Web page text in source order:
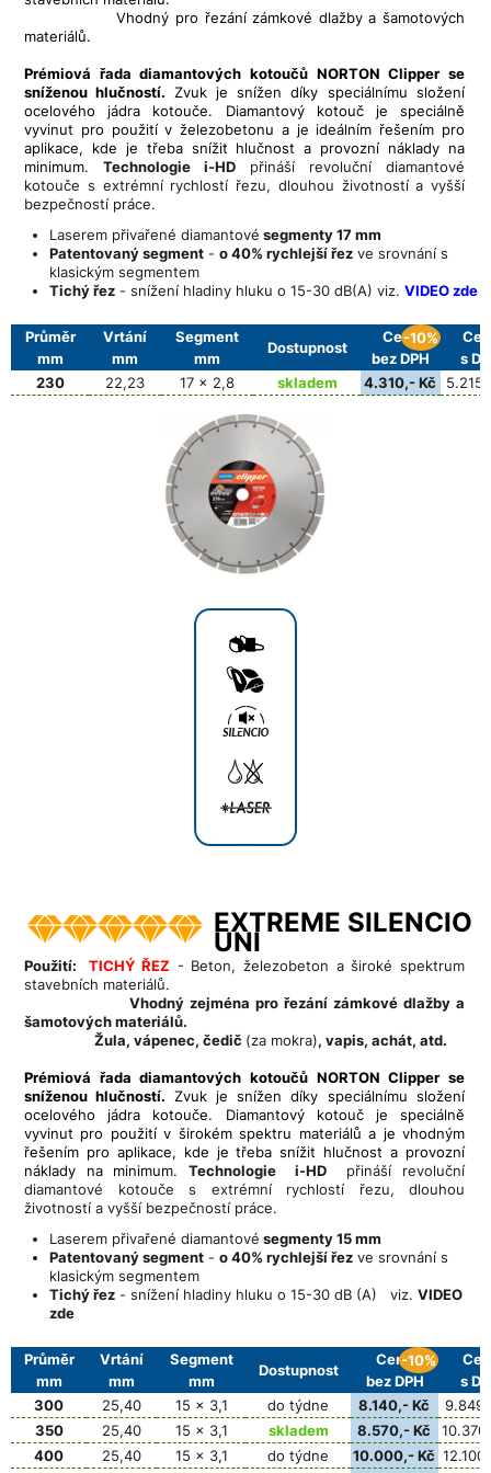
Vhodný pro řezání zámkové dlažby a šamotových
materiálů.
Prémiová řada diamantových kotoučů NORTON Clipper se
sníženou hlučností. Zvuk je snížen díky speciálnímu složení
ocelového jádra kotouče. Diamantový kotouč je speciálně
vyvinut pro použití v železobetonu a je ideálním řešením pro
aplikace, kde je třeba snížit hlučnost a provozní náklady na
minimum.
Technologie i-HD přináší revoluční diamantové
kotouče s extrémní rychlostí řezu, dlouhou životností a vyšší
bezpečností práce.
Laserem přivařené diamantové segmenty 17 mm
Patentovaný segment - o 40% rychlejší řez ve srovnání s
klasickým segmentem
Tichý řez - snížení hladiny hluku o 15-30 dB(A) viz. VIDEO zde
Průměr
mm
Vrtání
mm
Segment
mm
Dostupnost
Cena
bez DPH
-10%
s
230
22,23 17 x 2,8 skladem 4.310,- Kč
EXTREME SILENCIO
UNI
Použití:TICHÝ ŘEZ - Beton, železobeton a široké spektrum
stavebních materiálů.
Vhodný zejména pro řezání zámkové dlažby a
šamotových materiálů.
Žula, vápenec, čedič (za mokra), vapis, achát, atd.
Prémiová řada diamantových kotoučů NORTON Clipper se
sníženou hlučností. Zvuk je snížen díky speciálnímu složení
ocelového jádra kotouče. Diamantový kotouč je speciálně
vyvinut pro použití v širokém spektru materiálů a je vhodným
řešením pro aplikace, kde je třeba snížit hlučnost a provozní
náklady na minimum.
Technologie i-HD
přináší revoluční
diamantové kotouče s extrémní rychlostí řezu, dlouhou
životností a vyšší bezpečností práce.
Laserem přivařené diamantové segmenty 15 mm
Patentovaný segment - o 40% rychlejší řez ve srovnání s
klasickým segmentem
Tichý řez - snížení hladiny hluku o 15-30 dB (A) viz. VIDEO
zde
Průměr
mm
Vrtání
mm
Segment
mm
Dostupnost
Cena
bez DPH
-10%
s
300
25,40 15 x 3,1 do týdne 8.140,- Kč
350
25,40 15 x 3,1 skladem 8.570,- Kč
400
25,40 15 x 3,1 do týdne 10.000,- Kč